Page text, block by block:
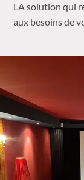
LA solution qui
aux besoins de